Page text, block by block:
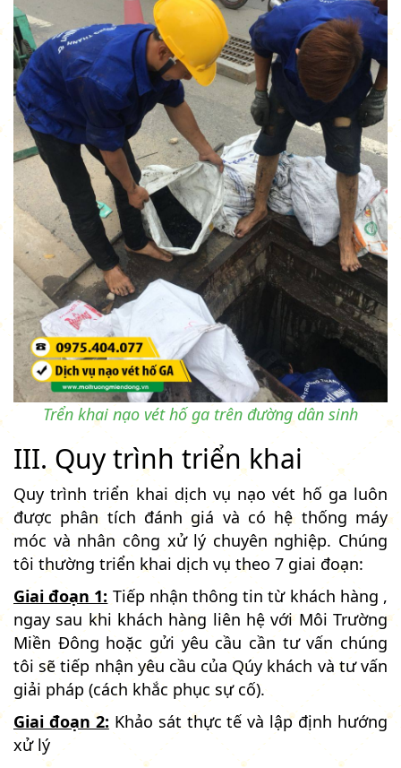
Trển khai nạo vét hố ga trên đường dân sinh
III. Quy trình triển khai
Quy trình triển khai dịch vụ nạo vét hố ga luôn
được phân tích đánh giá và có hệ thống máy
móc và nhân công xử lý chuyên nghiệp. Chúng
tôi thường triển khai dịch vụ theo 7 giai đoạn:
Giai đoạn 1: Tiếp nhận thông tin từ khách hàng ,
ngay sau khi khách hàng liên hệ với Môi Trường
Miền Đông hoặc gửi yêu cầu cần tư vấn chúng
tôi sẽ tiếp nhận yêu cầu của Qúy khách và tư vấn
giải pháp (cách khắc phục sự cố).
Giai đoạn 2: Khảo sát thực tế và lập định hướng
xử lý